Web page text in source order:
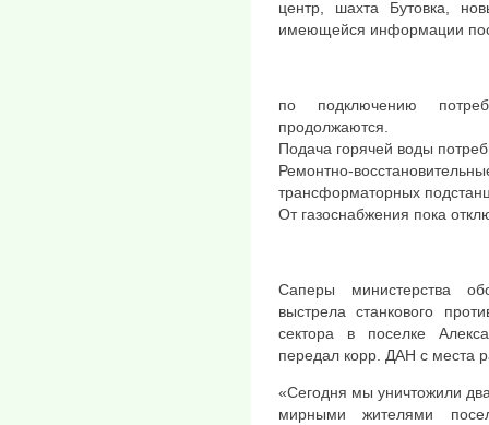
центр, шахта Бутовка,
имеющейся информации
по подключению
продолжаются.
Подача горячей воды
Ремонтно-
трансформаторных
От газоснабжения пока
Саперы министерства
выстрела станкового
сектора в поселке
передал корр. ДАН с места
«Сегодня мы уничтожили
мирными жителями